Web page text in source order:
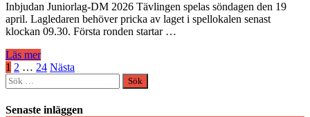
Inbjudan Juniorlag-DM 2026 Tävlingen spelas söndagen den 19
april. Lagledaren behöver pricka av laget i spellokalen senast
klockan 09.30. Första ronden startar …
Inbjudan
Juniorlag-
DM
Läs mer
Sidnumrering
för
inlägg
1 2 … 24 Nästa
Sök
efter:
Senaste inläggen